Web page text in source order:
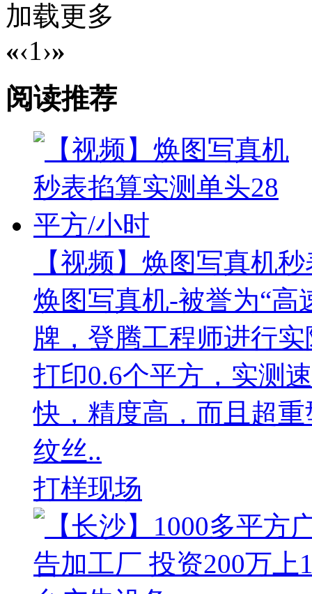
加载更多
«‹1›»
阅读推荐
【视频】焕图写真机
焕图写真机-被誉为“高
牌，登腾工程师进行
打印0.6个平方，实测
快，精度高，而且超
纹丝..
打样现场